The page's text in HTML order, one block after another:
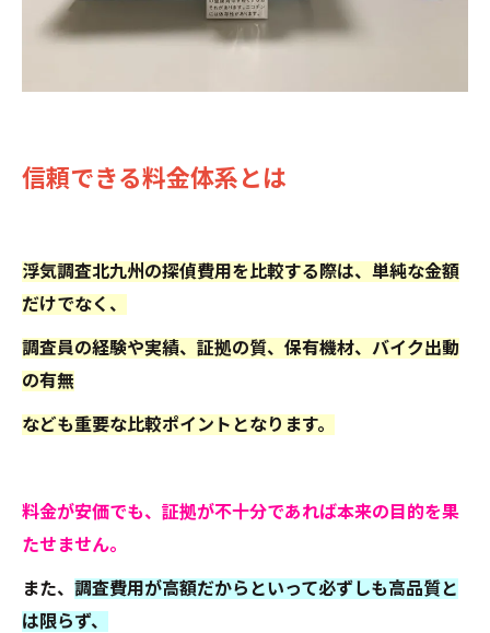
信頼できる料金体系とは
浮気調査北九州の探偵費用を比較する際は、単純な金額
だけでなく、
調査員の経験や実績、証拠の質、保有機材、バイク出動
の有無
なども重要な比較ポイントとなります。
料金が安価でも、証拠が不十分であれば本来の目的を果
たせません。
また、 調査費用が高額だからといって必ずしも高品質と
は限らず、